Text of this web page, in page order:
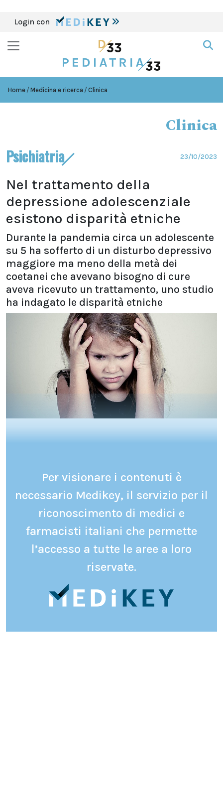
Login con
Home Medicina e ricerca Clinica
Clinica
Psichiatria 23/10/2023
Nel trattamento della
depressione adolescenziale
esistono disparità etniche
Durante la pandemia circa un adolescente
su 5 ha sofferto di un disturbo depressivo
maggiore ma meno della metà dei
coetanei che avevano bisogno di cure
aveva ricevuto un trattamento, uno studio
ha indagato le disparità etniche
Per visionare i contenuti è
necessario Medikey, il servizio per il
riconoscimento di medici e
farmacisti italiani che permette
l’accesso a tutte le aree a loro
riservate.